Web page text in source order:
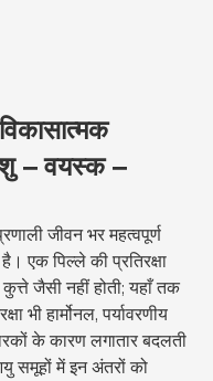
– वयस्क –
जीवन भर महत्वपूर्ण
एक पिल्ले की प्रतिरक्षा
जैसी नहीं होती; यहाँ तक
भी हार्मोनल, पर्यावरणीय
के कारण लगातार बदलती
समूहों में इन अंतरों को